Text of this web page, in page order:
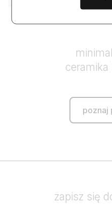
ceramika
poznaj
zapisz się